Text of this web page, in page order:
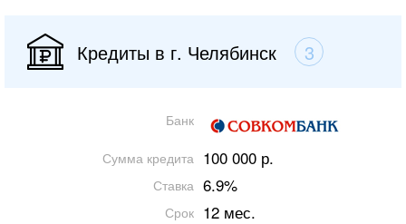
Кредиты в г. Челябинск 3
Банк
Сумма кредита 100 000 р.
Ставка 6.9%
Срок 12 мес.